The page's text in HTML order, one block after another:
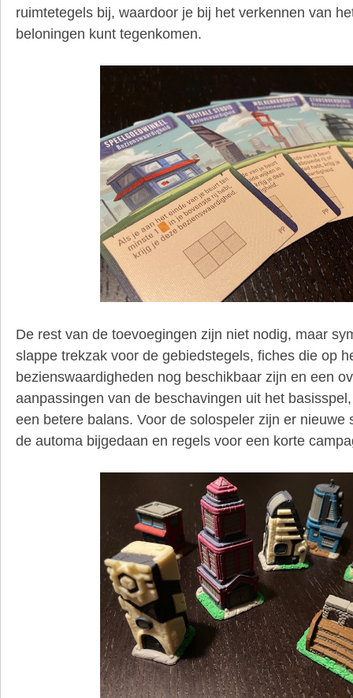
ruimtetegels bij, waardoor je bij het verkennen van
beloningen kunt tegenkomen.
De rest van de toevoegingen zijn niet nodig, maar
slappe trekzak voor de gebiedstegels, fiches die op
bezienswaardigheden nog beschikbaar zijn en een
aanpassingen van de beschavingen uit het
een betere balans. Voor de solospeler zijn er nieuwe
de automa bijgedaan en regels voor een korte